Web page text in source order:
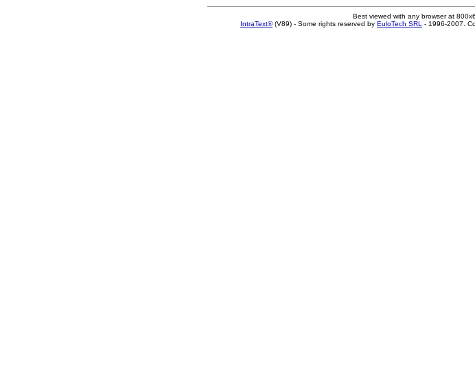
Best viewed with any browser at
IntraText®(V89) - Some rights reserved by EuloTech SRL - 1996-2007.